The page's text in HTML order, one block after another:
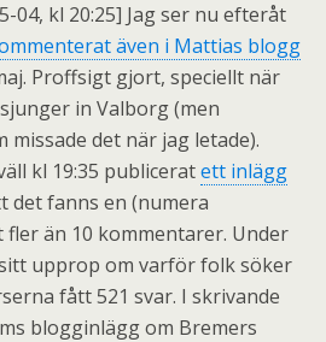
04, kl 20:25] Jag ser nu efteråt
även i Mattias blogg
Proffsigt gjort, speciellt när
in Valborg (men
det när jag letade).
kl 19:35 publiceratett inlägg
fanns en (numera
än 10 kommentarer. Under
upprop om varför folk söker
fått 521 svar. I skrivande
blogginlägg om Bremers